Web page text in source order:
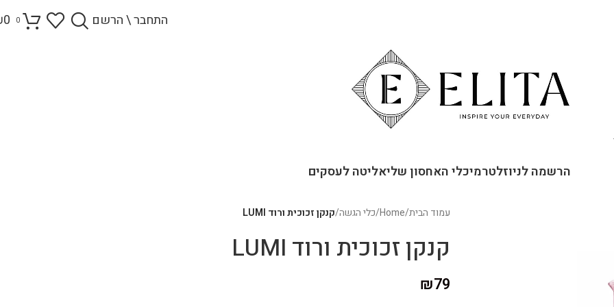
התחבר \ הרשם 0
0
הרשמה לניוזלטרמיכלי האחסון שליאליטה לעסקים
עמוד הבית/
Home
/כלי הגשה/קנקן זכוכית ורוד LUMI
קנקן זכוכית ורוד LUMI
₪79